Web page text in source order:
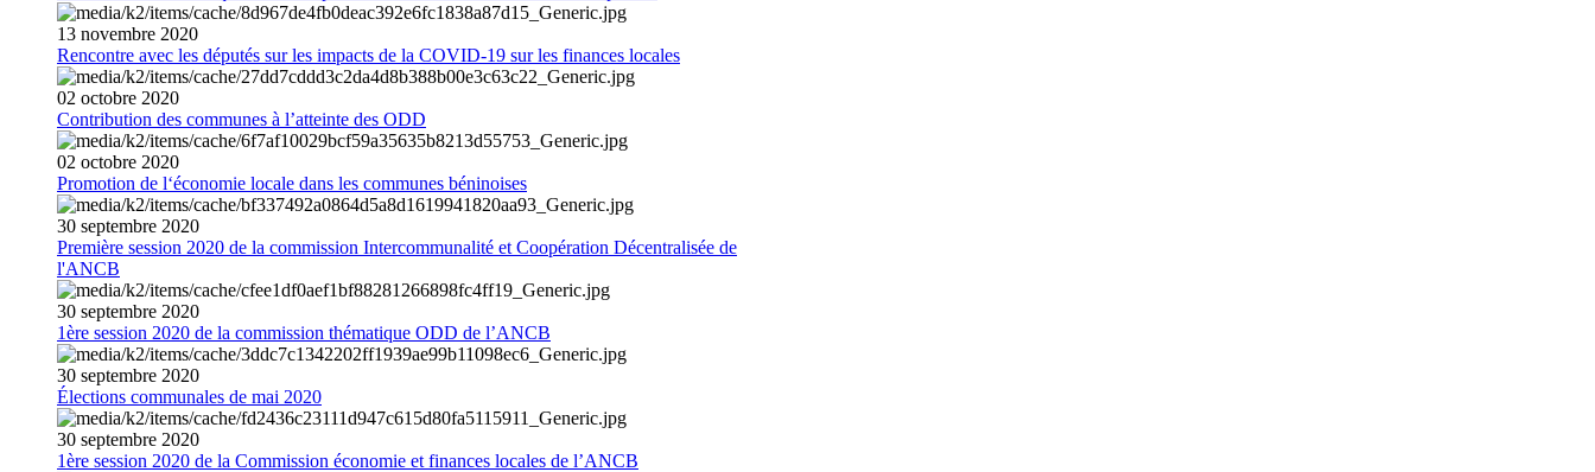
13 novembre 2020
Rencontre avec les députés sur les impacts de la COVID-19 sur les finances locales
02 octobre 2020
Contribution des communes à l’atteinte des ODD
02 octobre 2020
Promotion de l‘économie locale dans les communes béninoises
30 septembre 2020
Première session 2020 de la commission Intercommunalité et Coopération Décentralisée de
l'ANCB
30 septembre 2020
1ère session 2020 de la commission thématique ODD de l’ANCB
30 septembre 2020
Élections communales de mai 2020
30 septembre 2020
1ère session 2020 de la Commission économie et finances locales de l’ANCB